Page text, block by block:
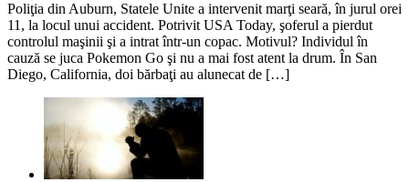
Poliţia din Auburn, Statele Unite a intervenit marţi seară, în jurul orei
11, la locul unui accident. Potrivit USA Today, şoferul a pierdut
controlul maşinii şi a intrat într-un copac. Motivul? Individul în
cauză se juca Pokemon Go şi nu a mai fost atent la drum. În San
Diego, California, doi bărbaţi au alunecat de […]